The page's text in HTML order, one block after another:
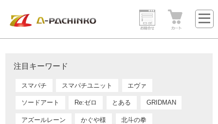
注目キーワード
スマパチ スマパチユニット エヴァ
ソードアート Re:ゼロ とある GRIDMAN
アズールレーン かぐや様 北斗の拳